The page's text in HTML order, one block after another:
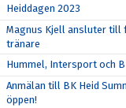
Heiddagen 2023
Magnus Kjell ansluter till
tränare
Hummel, Intersport och
Anmälan till BK Heid
öppen!